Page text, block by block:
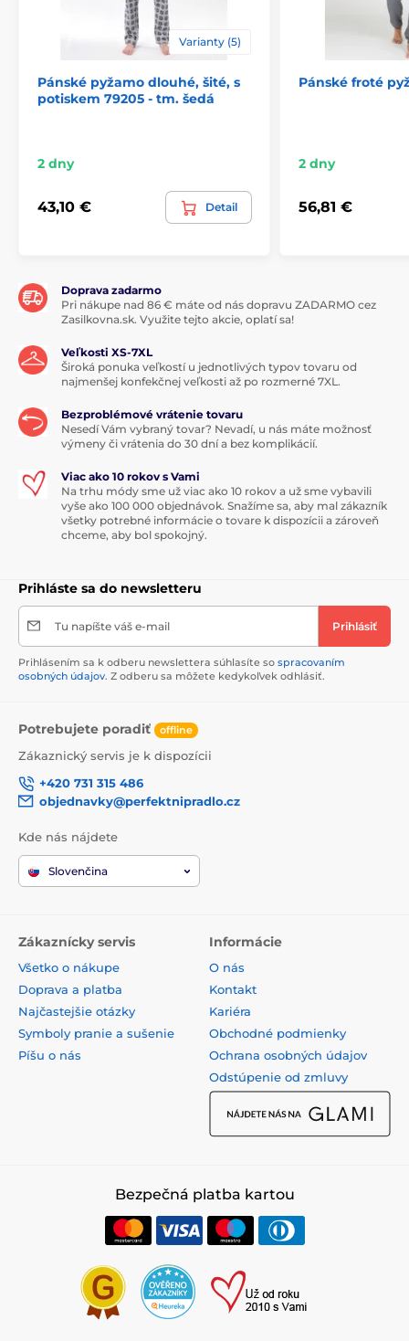
Varianty (5)
Pánské pyžamo dlouhé, šité, s
potiskem 79205 - tm. šedá
2 dny
43,10 € Detail
Pánské froté
2 dny
56,81 €
Doprava zadarmo
Pri nákupe nad 86 € máte od nás dopravu ZADARMO cez
Zasilkovna.sk. Využite tejto akcie, oplatí sa!
Veľkosti XS-7XL
Široká ponuka veľkostí u jednotlivých typov tovaru od
najmenšej konfekčnej veľkosti až po rozmerné 7XL.
Bezproblémové vrátenie tovaru
Nesedí Vám vybraný tovar? Nevadí, u nás máte možnosť
výmeny či vrátenia do 30 dní a bez komplikácií.
Viac ako 10 rokov s Vami
Na trhu módy sme už viac ako 10 rokov a už sme vybavili
vyše ako 100 000 objednávok. Snažíme sa, aby mal zákazník
všetky potrebné informácie o tovare k dispozícii a zároveň
chceme, aby bol spokojný.
Prihláste sa do newsletteru
Tu napíšte váš e-mail Prihlásiť
Prihlásením sa k odberu newslettera súhlasíte so spracovaním
osobných údajov. Z odberu sa môžete kedykoľvek odhlásiť.
Potrebujete poradiť offline
Zákaznický servis je k dispozícii
+420 731 315 486
objednavky@perfektnipradlo.cz
Kde nás nájdete
Slovenčina
Zákaznícky servis
Všetko o nákupe
Doprava a platba
Najčastejšie otázky
Symboly pranie a sušenie
Píšu o nás
Informácie
O nás
Kontakt
Kariéra
Obchodné podmienky
Ochrana osobných údajov
Odstúpenie od zmluvy
Bezpečná platba kartou